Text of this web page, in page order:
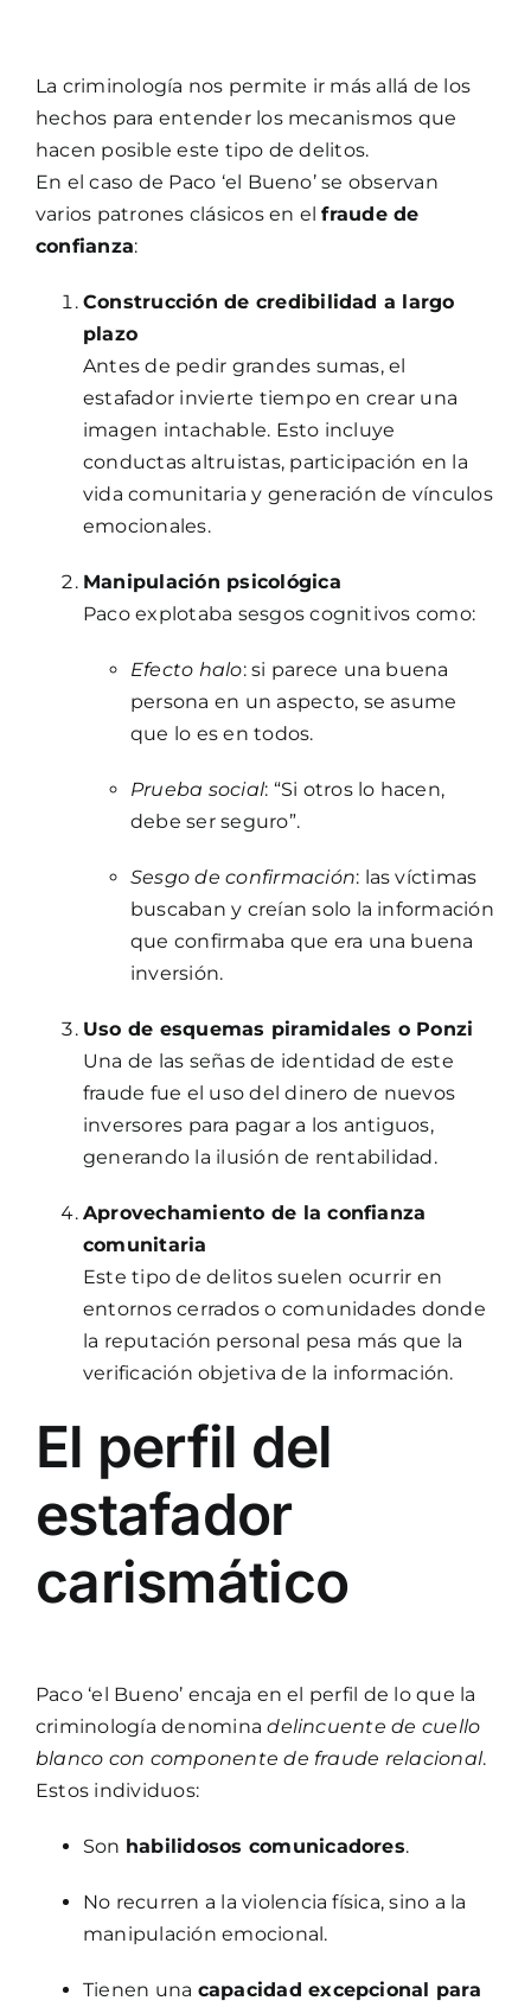
La criminología nos permite ir más allá de los
hechos para entender los mecanismos que
hacen posible este tipo de delitos.
En el caso de Paco ‘el Bueno’ se observan
varios patrones clásicos en elfraude de
confianza:
Construcción de credibilidad a largo
plazo
Antes de pedir grandes sumas, el
estafador invierte tiempo en crear una
imagen intachable. Esto incluye
conductas altruistas, participación en la
vida comunitaria y generación de vínculos
emocionales.
Manipulación psicológica
Paco explotaba sesgos cognitivos como:
Efecto halo: si parece una buena
persona en un aspecto, se asume
que lo es en todos.
Prueba social: “Si otros lo hacen,
debe ser seguro”.
Sesgo de confirmación: las víctimas
buscaban y creían solo la información
que confirmaba que era una buena
inversión.
Uso de esquemas piramidales o Ponzi
Una de las señas de identidad de este
fraude fue el uso del dinero de nuevos
inversores para pagar a los antiguos,
generando la ilusión de rentabilidad.
Aprovechamiento de la confianza
comunitaria
Este tipo de delitos suelen ocurrir en
entornos cerrados o comunidades donde
la reputación personal pesa más que la
verificación objetiva de la información.
El perfil del
estafador
carismático
Paco ‘el Bueno’ encaja en el perfil de lo que la
criminología denominadelincuente de cuello
blanco con componente de fraude relacional.
Estos individuos:
Son habilidosos comunicadores.
No recurren a la violencia física, sino a la
manipulación emocional.
Tienen una capacidad excepcional para